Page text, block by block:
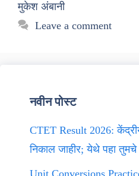
मुकेश अंबानी
Leave a comment
नवीन पोस्ट
CTET Result 2026: केंद्रीय
निकाल जाहीर; येथे पहा तुमचे
Unit Conversions